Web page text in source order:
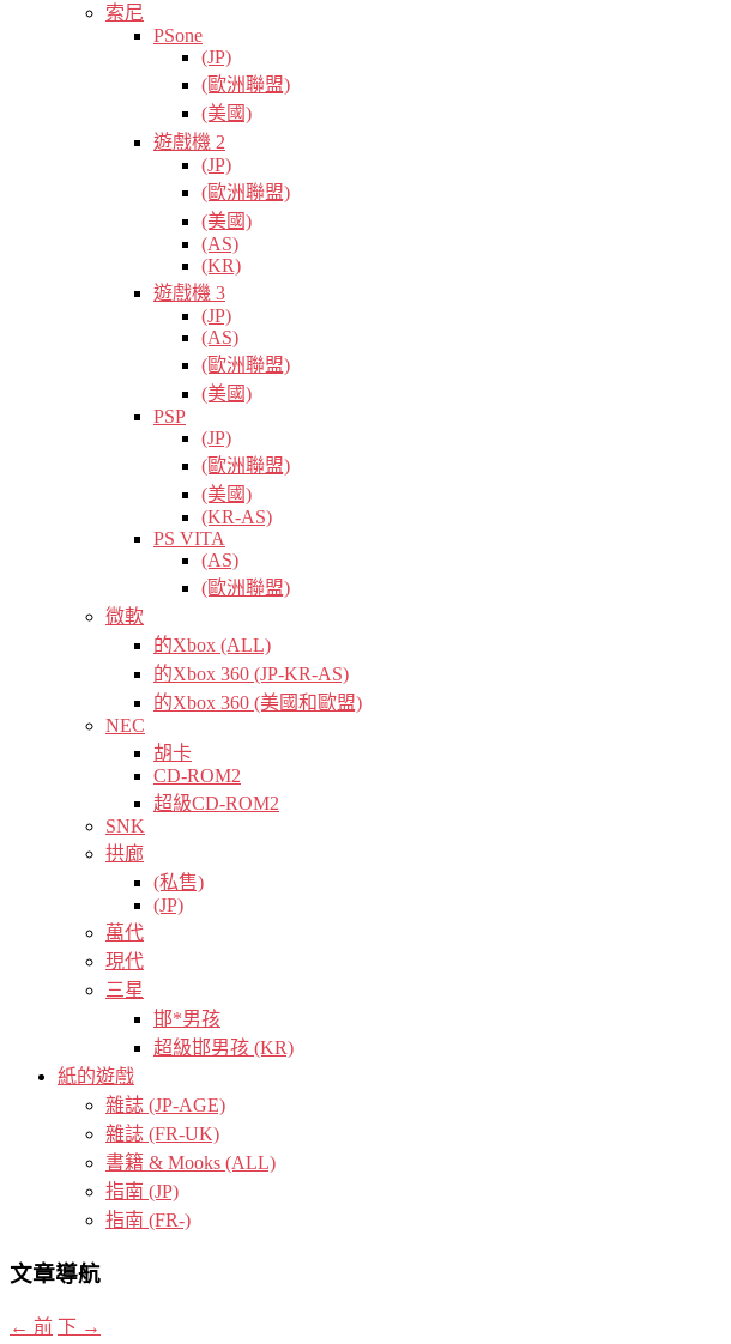
索尼
PSone
(JP)
(歐洲聯盟)
(美國)
遊戲機 2
(JP)
(歐洲聯盟)
(美國)
(AS)
(KR)
遊戲機 3
(JP)
(AS)
(歐洲聯盟)
(美國)
PSP
(JP)
(歐洲聯盟)
(美國)
(KR-AS)
PS VITA
(AS)
(歐洲聯盟)
微軟
的Xbox (ALL)
的Xbox 360 (JP-KR-AS)
的Xbox 360 (美國和歐盟)
NEC
胡卡
CD-ROM2
超級CD-ROM2
SNK
拱廊
(私售)
(JP)
萬代
現代
三星
邯*男孩
超級邯男孩 (KR)
紙的遊戲
雜誌 (JP-AGE)
雜誌 (FR-UK)
書籍 & Mooks (ALL)
指南 (JP)
指南 (FR-)
文章導航
← 前 下 →